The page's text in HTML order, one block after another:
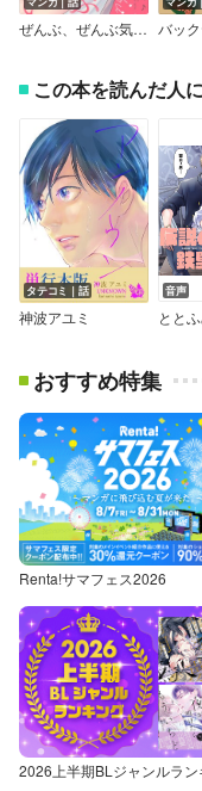
ぜんぶ、ぜんぶ気持ちいい【バラ売り】
この本を読んだ人
タテコミ｜話
神波アユミ
音声
とと
おすすめ特集
Renta!サマフェス2026
2026上半期BLジャンルラン